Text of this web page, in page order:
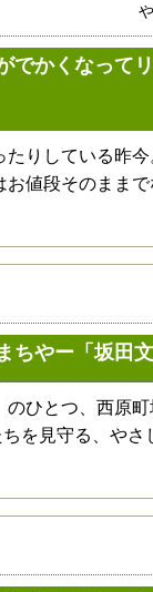
でかくなって
りしている昨
値段そのままで
やー「坂田文
ひとつ、西原
を見守る、やさ